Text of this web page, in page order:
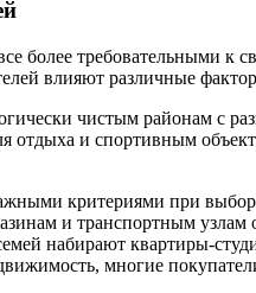
более требовательными к
влияют различные
чистым районам с
отдыха и спортивным
критериями при
и транспортным
набирают квартиры-
многие